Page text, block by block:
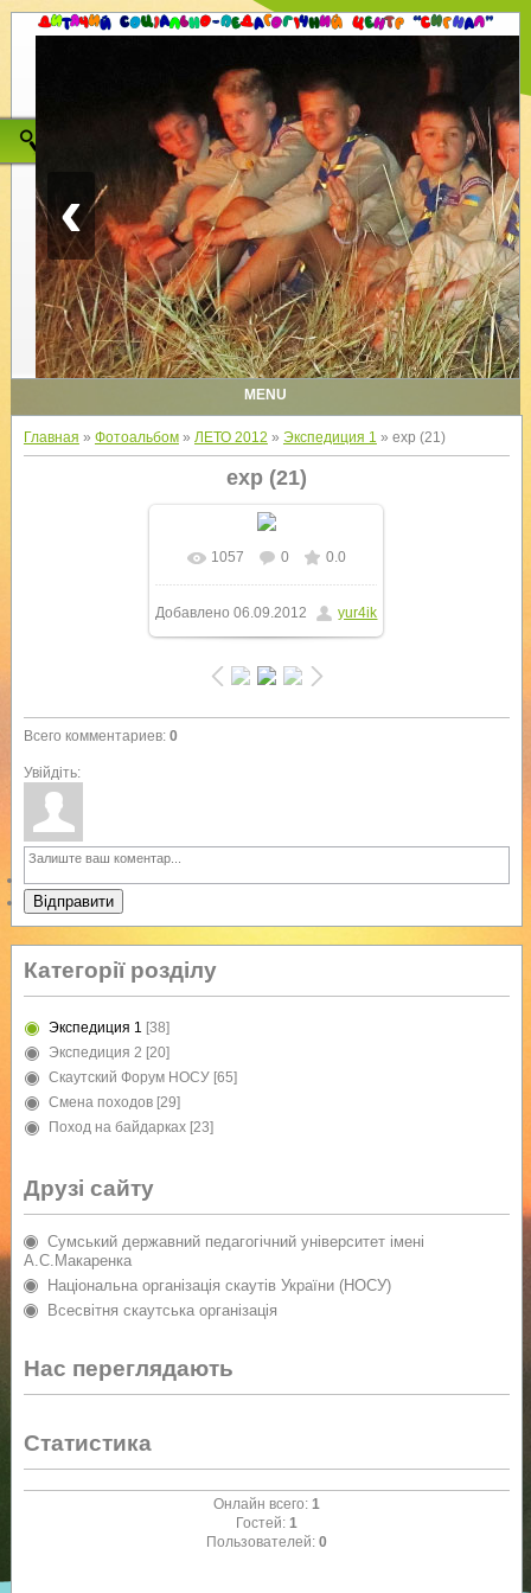
‹
MENU
Главная » Фотоальбом» ЛЕТО 2012 » Экспедиция 1 » exp (21)
exp (21)
В реальном размере
600x800/ 264.7Kb
1057 0 0.0
Добавлено 06.09.2012 yur4ik
Всего комментариев: 0
Увійдіть:
Відправити
Категорії розділу
Экспедиция 1 [38]
Экспедиция 2 [20]
Скаутский Форум НОСУ [65]
Смена походов [29]
Поход на байдарках [23]
Друзі сайту
Сумський державний педагогічний університет імені
А.С.Макаренка
Національна організація скаутів України (НОСУ)
Всесвітня скаутська організація
Нас переглядають
Статистика
Онлайн всего: 1
Гостей: 1
Пользователей: 0